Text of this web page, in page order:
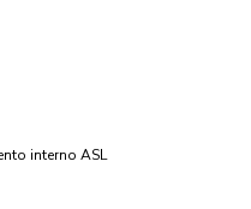
interno ASL